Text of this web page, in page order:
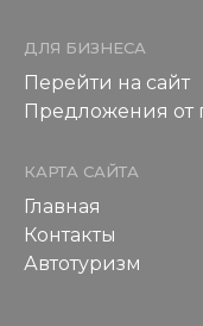
ДЛЯ БИЗНЕСА
Перейти на сайт
Предложения от
КАРТА САЙТА
Главная
Контакты
Автотуризм